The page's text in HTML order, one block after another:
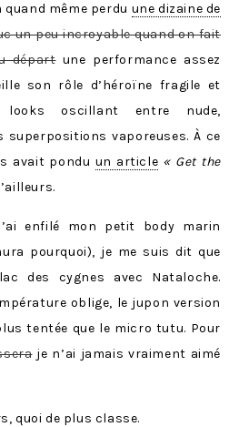
même perdu une dizaine de
un peu incroyable quand on fait
départune performance assez
son rôle d’héroïne fragile et
looks oscillant entre nude,
vaporeuses. À ce
avait pondu un article « Get the
enfilé mon petit body marin
pourquoi), je me suis dit que
des cygnes avec Nataloche.
oblige, le jupon version
tentée que le micro tutu. Pour
je n’ai jamais vraiment aimé
quoi de plus classe.